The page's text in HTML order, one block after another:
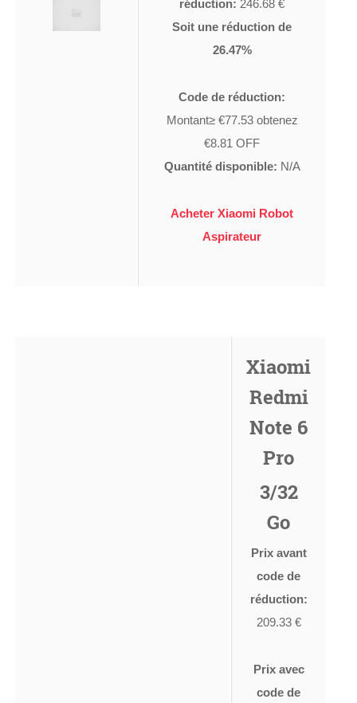
réduction: 246.68 €
Soit une réduction de
26.47%
Code de réduction:
Montant≥ €77.53 obtenez
€8.81 OFF
Quantité disponible: N/A
Acheter Xiaomi Robot
Aspirateur
Xiaomi
Redmi
Note 6
Pro
3/32
Go
Prix avant
code de
réduction:
209.33 €
Prix avec
code de